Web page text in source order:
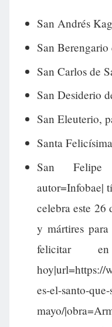
San Andrés
San
San Carlos de
San Desiderio
San Eleuterio,
Santa
San
autor=Infobae|
celebra este 26
y mártires
felicitar
hoy|url=https://
es-el-santo-
mayo/